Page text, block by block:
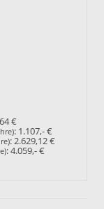
€
: 1.107,- €
:2.629,12 €
:4.059,- €